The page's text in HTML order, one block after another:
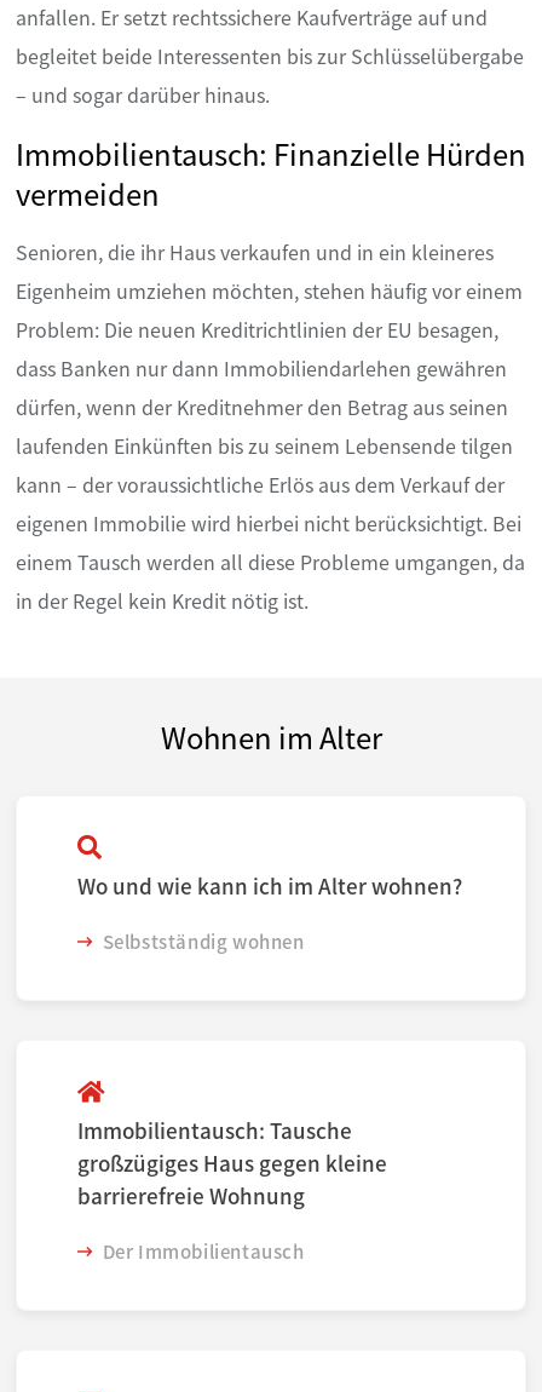
anfallen. Er setzt rechtssichere Kaufverträge auf und
begleitet beide Interessenten bis zur Schlüsselübergabe
– und sogar darüber hinaus.
Immobilientausch: Finanzielle Hürden
vermeiden
Senioren, die ihr Haus verkaufen und in ein kleineres
Eigenheim umziehen möchten, stehen häufig vor einem
Problem: Die neuen Kreditrichtlinien der EU besagen,
dass Banken nur dann Immobiliendarlehen gewähren
dürfen, wenn der Kreditnehmer den Betrag aus seinen
laufenden Einkünften bis zu seinem Lebensende tilgen
kann – der voraussichtliche Erlös aus dem Verkauf der
eigenen Immobilie wird hierbei nicht berücksichtigt. Bei
einem Tausch werden all diese Probleme umgangen, da
in der Regel kein Kredit nötig ist.
Wohnen im Alter
Wo und wie kann ich im Alter wohnen?
Selbstständig wohnen
Immobilientausch: Tausche
großzügiges Haus gegen kleine
barrierefreie Wohnung
Der Immobilientausch